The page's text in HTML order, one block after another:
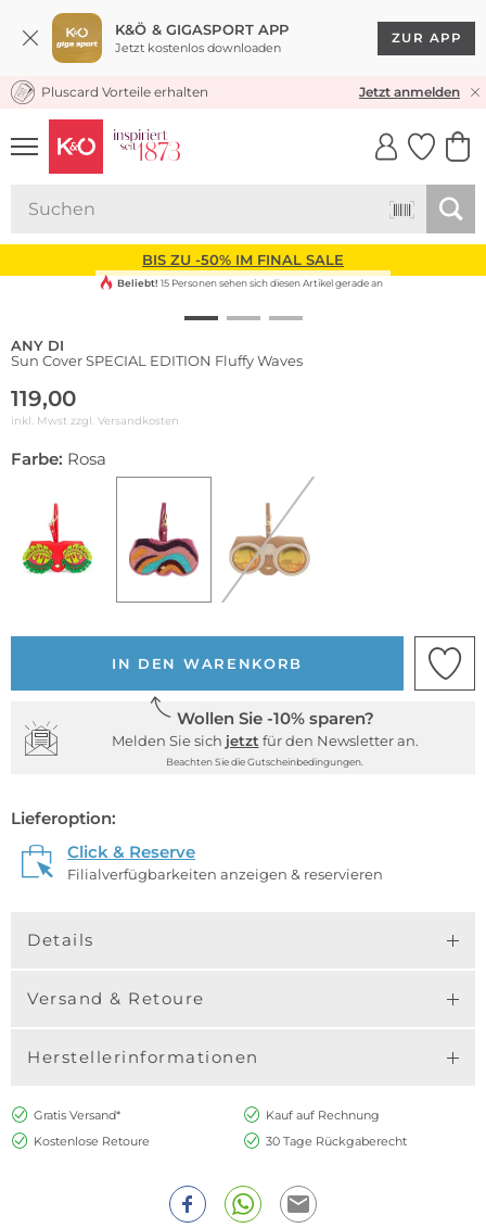
K&Ö & GIGASPORT APP
Jetzt kostenlos downloaden
ZUR APP
KOSTENLOSER VERSAND* & RÜCKVERSAND
Pluscard Vorteile erhalten Jetzt anmelden
UNSERE APP
CLICK &
BIS ZU -50% IM FINAL SALE
Beliebt! 15 Personen sehen sich diesen Artikel gerade an
ANY DI
Sun Cover SPECIAL EDITION Fluffy Waves
119,00
inkl. Mwst zzgl. Versandkosten
Farbe: Rosa
IN DEN WARENKORB
Wollen Sie -10% sparen?
Melden Sie sich jetzt für den Newsletter an.
Beachten Sie die Gutscheinbedingungen.
Lieferoption:
Click & Reserve
Filialverfügbarkeiten anzeigen & reservieren
Details
Versand & Retoure
Herstellerinformationen
Gratis Versand*
Kauf auf Rechnung
Kostenlose Retoure
30 Tage Rückgaberecht